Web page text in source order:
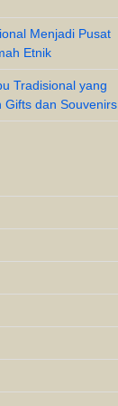
Menjadi Pusat
Etnik
Tradisional yang
Gifts dan Souvenirs